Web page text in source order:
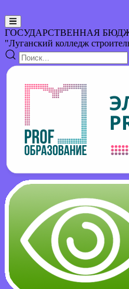
ГОСУДАРСТВЕННАЯ
"Луганский колледж